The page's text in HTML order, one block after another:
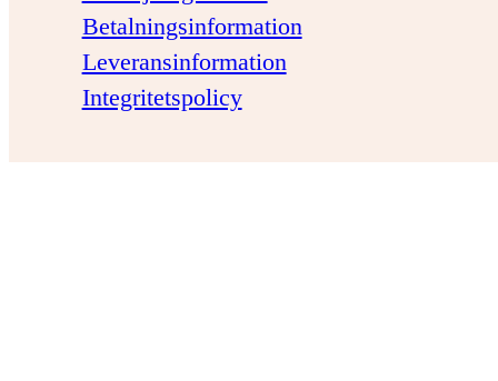
Betalningsinformation
Leveransinformation
Integritetspolicy